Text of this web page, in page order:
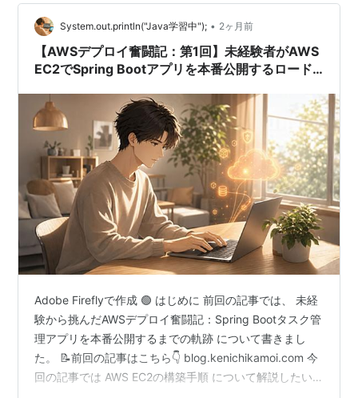
System.out.println("Java学習中"); • 2ヶ月前
【AWSデプロイ奮闘記：第1回】未経験者がAWS
EC2でSpring Bootアプリを本番公開するロード
Adobe Fireflyで作成 🟢 はじめに 前回の記事では、 未経
験から挑んだAWSデプロイ奮闘記：Spring Bootタスク管
理アプリを本番公開するまでの軌跡 について書きまし
た。 📝前回の記事はこちら👇 blog.kenichikamoi.com 今
回の記事では AWS EC2の構築手順 について解説したい